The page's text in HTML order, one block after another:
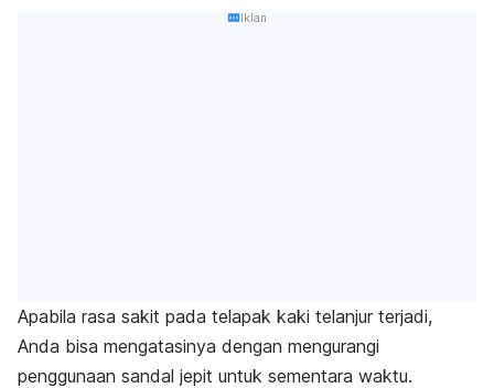
Iklan
Apabila rasa sakit pada telapak kaki telanjur terjadi,
Anda bisa mengatasinya dengan mengurangi
penggunaan sandal jepit untuk sementara waktu.